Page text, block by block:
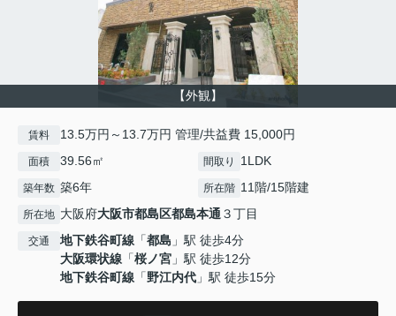
【外観】
賃料 13.5万円～13.7万円 管理/共益費 15,000円
面積 39.56㎡ 間取り 1LDK
築年数 築6年 所在階 11階/15階建
所在地 大阪府大阪市都島区都島本通 ３丁目
交通 地下鉄谷町線 「都島 」駅 徒歩4分
大阪環状線 「桜ノ宮 」駅 徒歩12分
地下鉄谷町線 「野江内代 」駅 徒歩15分